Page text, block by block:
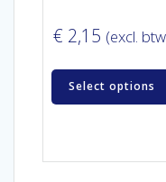
€ 2,15 (excl.
Select options